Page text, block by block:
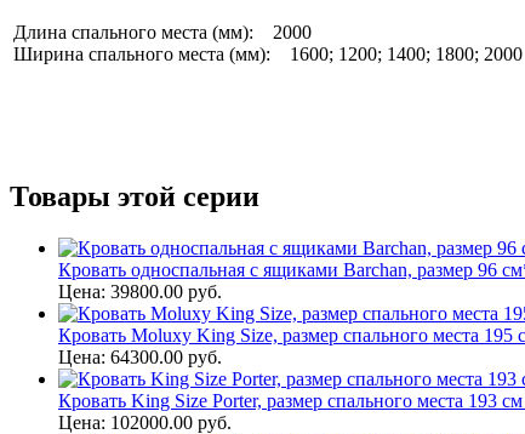
Длина спального места (мм): 2000
Ширина спального места (мм): 1600; 1200; 1400; 1800; 2000
Товары этой серии
Кровать односпальная с ящиками Barchan, размер 96
Цена: 39800.00 руб.
Кровать Moluxy King Size, размер спального места 195
Цена: 64300.00 руб.
Кровать King Size Porter, размер спального места 193
Цена: 102000.00 руб.